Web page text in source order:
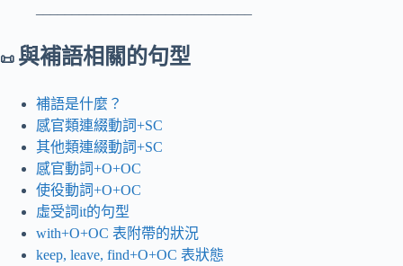
📜 與補語相關的句型
補語是什麼？
感官類連綴動詞+SC
其他類連綴動詞+SC
感官動詞+O+OC
使役動詞+O+OC
虛受詞it的句型
with+O+OC 表附帶的狀況
keep, leave, find+O+OC 表狀態